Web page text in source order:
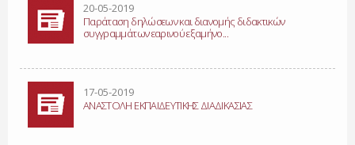
20-05-2019
Παράταση δηλώσεων και διανομής διδακτικών
συγγραμμάτων εαρινού εξαμήνο...
17-05-2019
ΑΝΑΣΤΟΛΗ ΕΚΠΑΙΔΕΥΤΙΚΗΣ ΔΙΑΔΙΚΑΣΙΑΣ